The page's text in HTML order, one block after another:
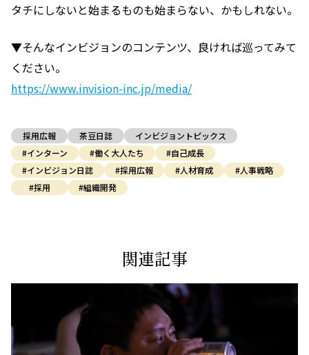
タチにしないと始まるものも始まらない、かもしれない。
▼そんなインビジョンのコンテンツ、良ければ巡ってみて
ください。
https://www.invision-inc.jp/media/
採用広報 茶豆日誌
インビジョントピックス
#インターン
#働く大人たち
#自己成長
#インビジョン日誌
#採用広報 #人材育成
#人事戦略
#採用
#組織開発
関連記事